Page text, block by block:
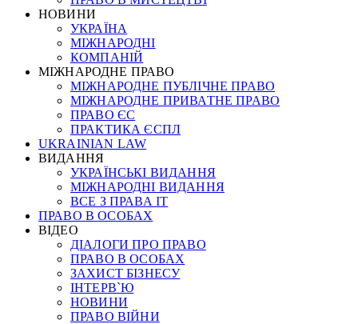
НОВИНИ
УКРАЇНА
МІЖНАРОДНІ
КОМПАНІЙ
МІЖНАРОДНЕ ПРАВО
МІЖНАРОДНЕ ПУБЛІЧНЕ ПРАВО
МІЖНАРОДНЕ ПРИВАТНЕ ПРАВО
ПРАВО ЄС
ПРАКТИКА ЄСПЛ
UKRAINIAN LAW
ВИДАННЯ
УКРАЇНСЬКІ ВИДАННЯ
МІЖНАРОДНІ ВИДАННЯ
ВСЕ З ПРАВА ІТ
ПРАВО В ОСОБАХ
ВІДЕО
ДІАЛОГИ ПРО ПРАВО
ПРАВО В ОСОБАХ
ЗАХИСТ БІЗНЕСУ
ІНТЕРВ`Ю
НОВИНИ
ПРАВО ВІЙНИ